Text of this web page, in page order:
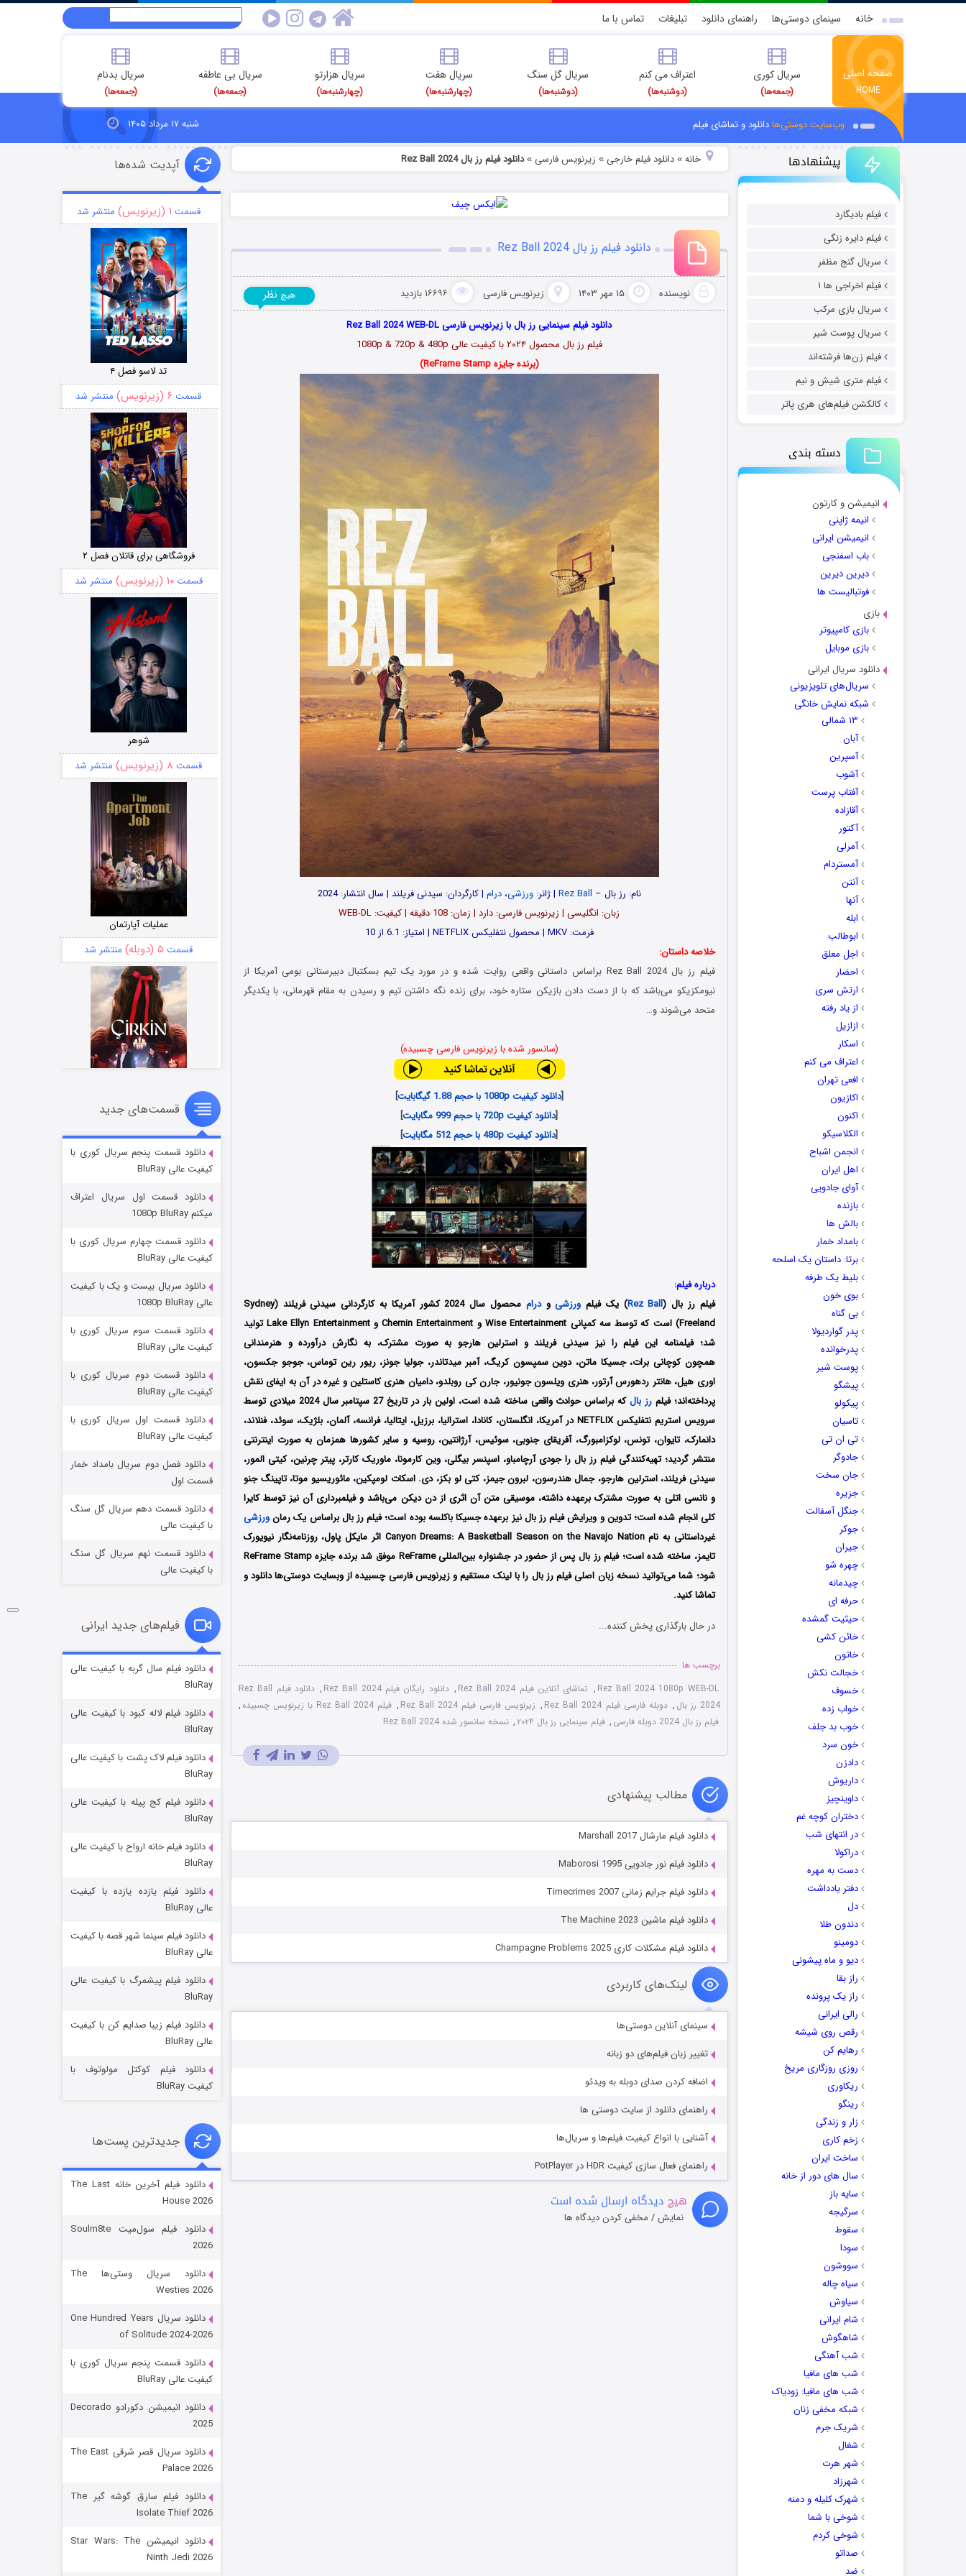
خانه سینمای دوستی‌ها راهنمای دانلود تبلیغات تماس با ما
صفحه اصلی
HOME
سریال کوری
(جمعه‌ها)
اعتراف می کنم
(دوشنبه‌ها)
سریال گل سنگ
(دوشنبه‌ها)
سریال هفت
(چهارشنبه‌ها)
سریال هزارتو
(چهارشنبه‌ها)
سریال بی عاطفه
(جمعه‌ها)
سریال بدنام
(جمعه‌ها)
وب‌سایت دوستی‌هادانلود و تماشای فیلم شنبه ۱۷ مرداد ۱۴۰۵
پیشنهادها
فیلم بادیگارد
فیلم دایره زنگی
سریال گنج مظفر
فیلم اخراجی ها ۱
سریال بازی مرکب
سریال پوست شیر
فیلم زن‌ها فرشته‌اند
فیلم متری شیش و نیم
کالکشن فیلم‌های هری پاتر
دسته بندی
انیمیشن و کارتون
انیمه ژاپنی
انیمیشن ایرانی
باب اسفنجی
دیرین دیرین
فوتبالیست ها
بازی
بازی کامپیوتر
بازی موبایل
دانلود سریال ایرانی
سریال‌های تلویزیونی
شبکه نمایش خانگی
۱۳ شمالی
آبان
آسپرین
آشوب
آفتاب پرست
آقازاده
آکتور
آمرلی
آمستردام
آنتن
آنها
ابله
ابوطالب
اجل معلق
احضار
ارتش سری
از یاد رفته
ازازیل
اسکار
اعتراف می کنم
افعی تهران
اکازیون
اکنون
الکلاسیکو
انجمن اشباح
اهل ایران
آوای جادویی
بازنده
بالش ها
بامداد خمار
برتا: داستان یک اسلحه
بلیط یک‌‌ طرفه
بوی خون
بی گناه
پدر گواردیولا
پدرخوانده
پوست شیر
پیشگو
پیکولو
تاسیان
تی ان تی
جادوگر
جان سخت
جزیره
جنگل آسفالت
جوکر
جیران
چهره شو
چیدمانه
حرفه ای
حیثیت گمشده
خائن کشی
خاتون
خجالت نکش
خسوف
خواب زده
خوب بد جلف
خون سرد
دادزن
داریوش
داوینچیز
دختران کوچه غم
در انتهای شب
دراکولا
دست به مهره
دفتر یادداشت
دل
دندون طلا
دومینو
دیو و ماه پیشونی
راز بقا
راز یک پرونده
رالی ایرانی
رقص روی شیشه
رهایم کن
روزی روزگاری مریخ
ریکاوری
رینگو
زار و زندگی
زخم کاری
ساخت ایران
سال های دور از خانه
سایه باز
سرگیجه
سقوط
سودا
سووشون
سیاه چاله
سیاوش
شام ایرانی
شاهگوش
شب آهنگی
شب های مافیا
شب های مافیا: زودیاک
شبکه مخفی زنان
شریک جرم
شغال
شهر هرت
شهرزاد
شهرک کلیله و دمنه
شوخی با شما
شوخی کردم
صداتو
ضد
خانه» دانلود فیلم خارجی » زیرنویس فارسی »دانلود فیلم رز بال Rez Ball 2024
دانلود فیلم رز بال Rez Ball 2024
نویسنده ۱۵ مهر ۱۴۰۳ زیرنویس فارسی ۱۶۶۹۶ بازدید هیچ نظر
دانلود فیلم سینمایی رز بال با زیرنویس فارسی Rez Ball 2024 WEB-DL
فیلم رز بال محصول ۲۰۲۴ با کیفیت عالی 1080p & 720p & 480p
(برنده جایزه ReFrame Stamp)
نام: رز بال – Rez Ball | ژانر:ورزشی،درام | کارگردان: سیدنی فریلند | سال انتشار: 2024
زبان: انگلیسی | زیرنویس فارسی: دارد | زمان: 108 دقیقه | کیفیت: WEB-DL
فرمت: MKV | محصول نتفلیکس NETFLIX | امتیاز: 6.1 از 10
خلاصه داستان:
فیلم رز بال Rez Ball 2024 براساس داستانی واقعی روایت شده و در مورد یک تیم بسکتبال دبیرستانی بومی آمریکا از
نیومکزیکو می‌باشد که با از دست دادن بازیکن ستاره خود، برای زنده نگه داشتن تیم و رسیدن به مقام قهرمانی، با یکدیگر
متحد می‌شوند و…
(سانسور شده با زیرنویس فارسی چسبیده)
[دانلود کیفیت 1080p با حجم 1.88 گیگابایت
]
[دانلود کیفیت 720p با حجم 999 مگابایت
]
[دانلود کیفیت 480p با حجم 512 مگابایت ]
درباره فیلم:
فیلم رز بال (Rez Ball) یک فیلم ورزشیودرام
محصول سال 2024 کشور آمریکا به کارگردانی سیدنی فریلند (Sydney
Freeland) است که توسط سه کمپانی‌ Wise Entertainment و Chernin Entertainment و Lake Ellyn Entertainment تولید
شد؛ فیلمنامه این فیلم را نیز سیدنی فریلند و استرلین هارجو به صورت مشترک، به نگارش درآورده و هنرمندانی
همچون کوچانی برات، جسیکا ماتن، دوین سمپسون کریگ، آمبر میدتاندر، جولیا جونز، ریور رین توماس، جوجو جکسون،
اوری هیل، هانتر ردهورس آرتور، هنری ویلسون جونیور، جارن کی روبلدو، دامیان هنری کاستلین و غیره در آن به ایفای نقش
پرداخته‌اند؛ فیلمرز بال
که براساس حوادث واقعی ساخته شده است، اولین بار در تاریخ 27 سپتامبر سال 2024 میلادی توسط
سرویس استریم نتفلیکس NETFLIX در آمریکا، انگلستان، کانادا، استرالیا، برزیل، ایتالیا، فرانسه، آلمان، بلژیک، سوئد، فنلاند،
دانمارک، تایوان، تونس، لوکزامبورگ، آفریقای جنوبی، سوئیس، آرژانتین، روسیه و سایر کشورها همزمان به صورت اینترنتی
منتشر گردید؛ تهیه‌کنندگی فیلم رز بال را جودی آرچامباو، اسپنسر بیگلی، وین کارمونا، ماوریک کارتر، پیتر چرنین، کیتی المور،
سیدنی فریلند، استرلین هارجو، جمال هندرسون، لبرون جیمز، کتی لو بکز، دی. اسکات لومپکین، مائوریسیو موتا، تاپینگ جنو
و نانسی اتلی به صورت مشترک برعهده داشته، موسیقی متن آن اثری از دن دیکن می‌باشد و فیلمبرداری آن نیز توسط کایرا
کلی انجام شده است؛ تدوین و ویرایش فیلم رز بال نیز برعهده جسیکا باکلسه بوده است؛ فیلم رز بال براساس یک رمانورزشی
غیرداستانی به نام Canyon Dreams: A Basketball Season on the Navajo Nation اثر مایکل پاول، روزنامه‌نگار نیویورک
تایمز، ساخته شده است؛ فیلم رز بال پس از حضور در جشنواره‌‌‌‌ بین‌المللی ReFrame موفق شد برنده جایزه ReFrame Stamp
شود؛ شما می‌توانید نسخه زبان اصلی فیلم رز بال را با ‌لینک مستقیم و زیرنویس فارسی چسبیده از وبسایت دوستی‌ها دانلود و
تماشا کنید.
در حال بارگذاری پخش کننده...
برچسب ها
Rez Ball 2024 1080p WEB-DL
, تماشای آنلاین فیلم Rez Ball 2024 , دانلود رایگان فیلم Rez Ball 2024 ,
دانلود فیلم Rez Ball
2024 رز بال
, دوبله فارسی فیلم Rez Ball 2024 , زیرنویس فارسی فیلم Rez Ball 2024 , فیلم Rez Ball 2024 با زیرنویس چسبیده
,
فیلم رز بال 2024 دوبله فارسی
, فیلم سینمایی رز بال ۲۰۲۴ , نسخه سانسور شده Rez Ball 2024
مطالب پیشنهادی
دانلود فیلم مارشال Marshall 2017
دانلود فیلم نور جادویی Maborosi 1995
دانلود فیلم جرایم زمانی Timecrimes 2007
دانلود فیلم ماشین The Machine 2023
دانلود فیلم مشکلات کاری Champagne Problems 2025
لینک‌های کاربردی
سینمای آنلاین دوستی‌ها
تغییر زبان فیلم‌های دو زبانه
اضافه کردن صدای دوبله به ویدئو
راهنمای دانلود از سایت دوستی ها
آشنایی با انواع کیفیت فیلم‌ها و سریال‌ها
راهنمای فعال سازی کیفیت HDR در PotPlayer
هیچ دیدگاه ارسال شده است
نمایش / مخفی کردن دیدگاه ها
آپدیت شده‌ها
قسمت ۱ (زیرنویس) منتشر شد
تد لاسو فصل ۴
قسمت ۶ (زیرنویس) منتشر شد
فروشگاهی برای قاتلان فصل ۲
قسمت۱۰ (زیرنویس) منتشر شد
شوهر
قسمت ۸ (زیرنویس) منتشر شد
عملیات آپارتمان
قسمت ۵ (دوبله) منتشر شد
سریال زشت
قسمت۲ (زیرنویس) منتشر شد
مردگان متحرک: شهر مرده ۳
شکست استوارت در نجات جهان
قسمت ۷ (زیرنویس) منتشر شد
شوگر فصل ۲
قسمت
خاندان اژدها فصل ۳
جادوگری در مغولستان
قسمت
رویایی برای تو
قسمت
قسمت‌های جدید
دانلود قسمت پنجم سریال کوری با
کیفیت عالی BluRay
دانلود قسمت اول سریال اعتراف
میکنم 1080p BluRay
دانلود قسمت چهارم سریال کوری با
کیفیت عالی BluRay
دانلود سریال بیست و یک با کیفیت
عالی 1080p BluRay
دانلود قسمت سوم سریال کوری با
کیفیت عالی BluRay
دانلود قسمت دوم سریال کوری با
کیفیت عالی BluRay
دانلود قسمت اول سریال کوری با
کیفیت عالی BluRay
دانلود فصل دوم سریال بامداد خمار
قسمت اول
دانلود قسمت دهم سریال گل سنگ
با کیفیت عالی
دانلود قسمت نهم سریال گل سنگ
با کیفیت عالی
فیلم‌های جدید ایرانی
دانلود فیلم سال گربه با کیفیت عالی
BluRay
دانلود فیلم لاله کبود با کیفیت عالی
BluRay
دانلود فیلم لاک پشت با کیفیت عالی
BluRay
دانلود فیلم کج‌ پیله با کیفیت عالی
BluRay
دانلود فیلم خانه ارواح با کیفیت عالی
BluRay
دانلود فیلم یازده یازده با کیفیت
عالی BluRay
دانلود فیلم سینما شهر قصه با کیفیت
عالی BluRay
دانلود فیلم پیشمرگ با کیفیت عالی
BluRay
دانلود فیلم زیبا صدایم کن با کیفیت
عالی BluRay
دانلود فیلم کوکتل مولوتوف با
کیفیت BluRay
جدیدترین پست‌ها
دانلود فیلم آخرین خانه The Last
House 2026
دانلود فیلم سول‌میت Soulm8te
2026
دانلود سریال وستی‌ها The
Westies 2026
دانلود سریال One Hundred Years
of Solitude 2024-2026
دانلود قسمت پنجم سریال کوری با
کیفیت عالی BluRay
دانلود انیمیشن دکورادو Decorado
2025
دانلود سریال قصر شرقی The East
Palace 2026
دانلود فیلم سارق گوشه گیر The
Isolate Thief 2026
دانلود انیمیشن Star Wars: The
Ninth Jedi 2026